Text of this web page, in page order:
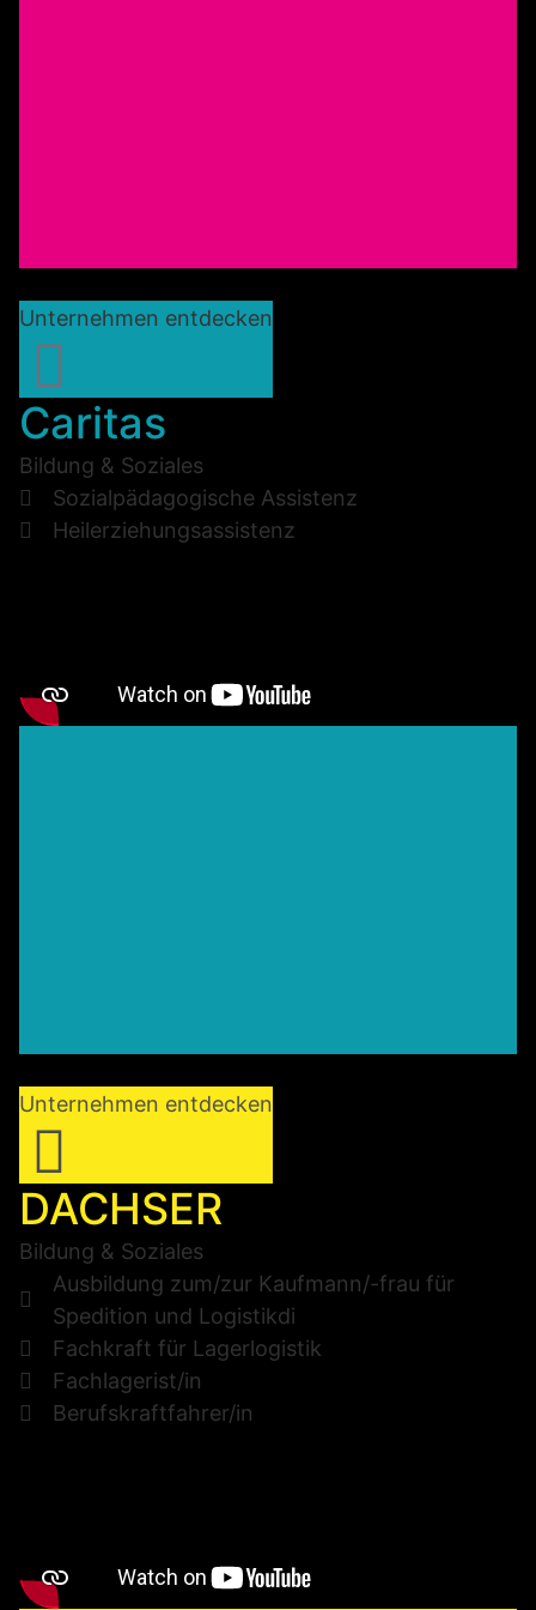
Unternehmen entdecken
Caritas
Bildung & Soziales
Sozialpädagogische Assistenz
Heilerziehungsassistenz
Unternehmen entdecken
DACHSER
Bildung & Soziales
Ausbildung zum/zur Kaufmann/-frau für
Spedition und Logistikdi
Fachkraft für Lagerlogistik
Fachlagerist/in
Berufskraftfahrer/in